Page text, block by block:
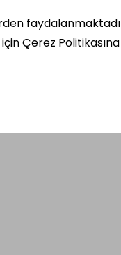
Çerez Politikasına